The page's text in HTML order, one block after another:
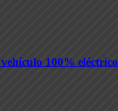
100% eléctrico